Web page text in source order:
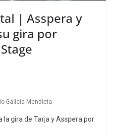
| Asspera y
gira por
Galicia Mendieta
gira de Tarja y Asspera por